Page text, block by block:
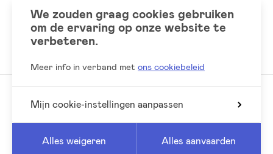
Social
accounts
LinkedIn
© 2026 BeAngels, alle rechten voorbehouden
We zouden graag cookies gebruiken
om de ervaring op onze website te
verbeteren.
Meer info in verband met ons cookiebeleid
Mijn cookie-instellingen aanpassen
Alles weigeren Alles aanvaarden